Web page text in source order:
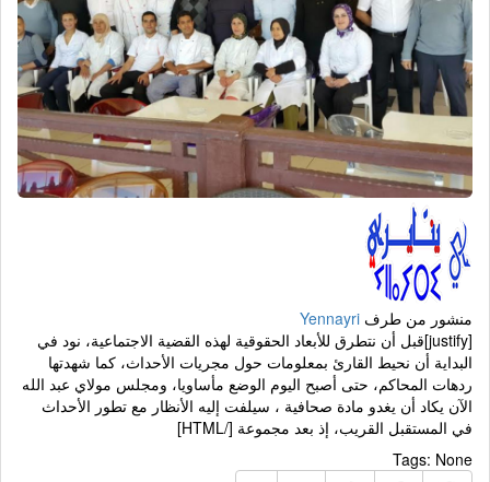
منشور من طرفYennayri
[justify]قبل أن نتطرق للأبعاد الحقوقية لهذه القضية الاجتماعية، نود في
البداية أن نحيط القارئ بمعلومات حول مجريات الأحداث، كما شهدتها
ردهات المحاكم، حتى أصبح اليوم الوضع مأساويا، ومجلس مولاي عبد الله
الآن يكاد أن يغدو مادة صحافية ، سيلفت إليه الأنظار مع تطور الأحداث
في المستقبل القريب، إذ بعد مجموعة [/HTML]
Tags:None